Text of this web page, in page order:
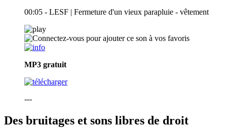
00:05 - LESF | Fermeture d'un vieux parapluie - vêtement
MP3 gratuit
---
Des bruitages et sons libres de droit